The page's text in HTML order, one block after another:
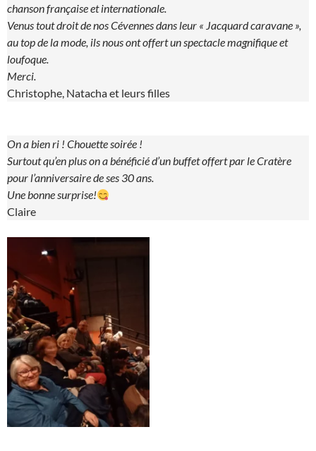
chanson française et internationale.
Venus tout droit de nos Cévennes dans leur « Jacquard caravane »,
au top de la mode, ils nous ont offert un spectacle magnifique et
loufoque.
Merci.
Christophe, Natacha et leurs filles
On a bien ri ! Chouette soirée !
Surtout qu’en plus on a bénéficié d’un buffet offert par le Cratère
pour l’anniversaire de ses 30 ans.
Une bonne surprise!
Claire